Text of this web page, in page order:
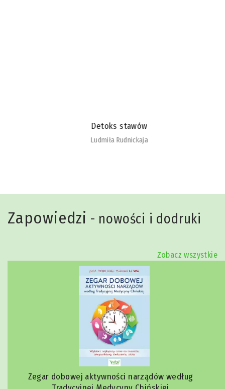
Detoks stawów
Ludmiła Rudnickaja
Zapowiedzi - nowości i dodruki
Zobacz wszystkie
Zegar dobowej aktywności narządów według